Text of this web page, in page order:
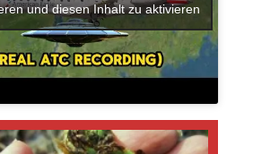
und diesen Inhalt zu aktivieren